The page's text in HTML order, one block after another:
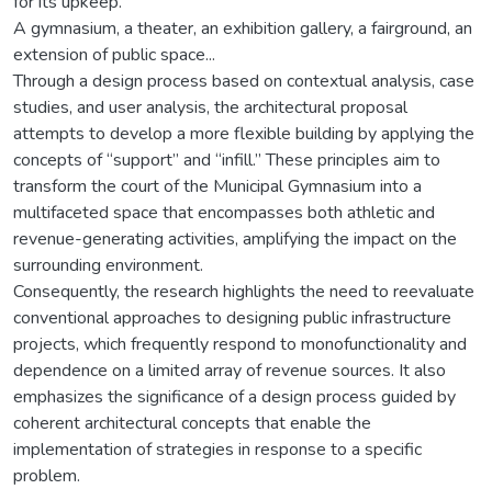
A gymnasium, a theater, an exhibition gallery, a fairground, an
extension of public space...
Through a design process based on contextual analysis, case
studies, and user analysis, the architectural proposal
attempts to develop a more flexible building by applying the
concepts of “support” and “infill.” These principles aim to
transform the court of the Municipal Gymnasium into a
multifaceted space that encompasses both athletic and
revenue-generating activities, amplifying the impact on the
surrounding environment.
Consequently, the research highlights the need to reevaluate
conventional approaches to designing public infrastructure
projects, which frequently respond to monofunctionality and
dependence on a limited array of revenue sources. It also
emphasizes the significance of a design process guided by
coherent architectural concepts that enable the
implementation of strategies in response to a specific
problem.